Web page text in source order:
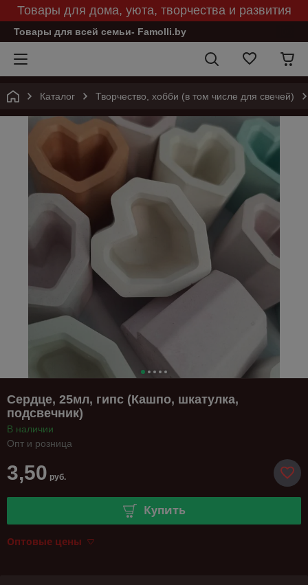
Товары для дома, уюта, творчества и развития
Товары для всей семьи- Famolli.by
Каталог Творчество, хобби (в том числе для свечей)
Сердце, 25мл, гипс (Кашпо, шкатулка,
подсвечник)
В наличии
Опт и розница
3,50 руб.
Купить
Оптовые цены